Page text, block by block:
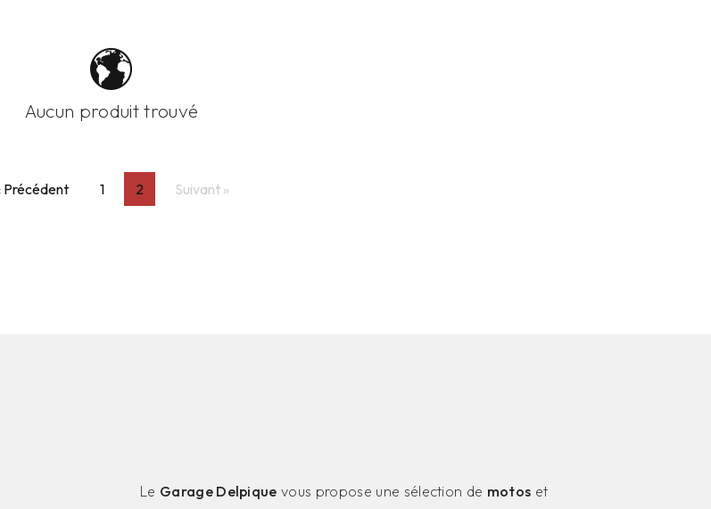
Aucun produit trouvé
Précédent 1 2 Suivant »
Le Garage Delpique vous propose une sélection de motos et